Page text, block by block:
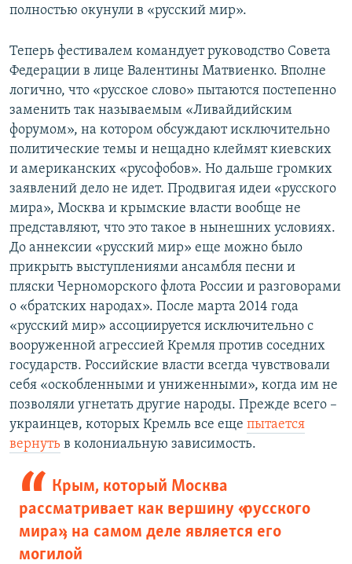
полностью окунули в «русский мир».
Теперь фестивалем командует руководство Совета
Федерации в лице Валентины Матвиенко. Вполне
логично, что «русское слово» пытаются постепенно
заменить так называемым «Ливайдийским
форумом», на котором обсуждают исключительно
политические темы и нещадно клеймят киевских
и американских «русофобов». Но дальше громких
заявлений дело не идет. Продвигая идеи «русского
мира», Москва и крымские власти вообще не
представляют, что это такое в нынешних условиях.
До аннексии «русский мир» еще можно было
прикрыть выступлениями ансамбля песни и
пляски Черноморского флота России и разговорами
о «братских народах». После марта 2014 года
«русский мир» ассоциируется исключительно с
вооруженной агрессией Кремля против соседних
государств. Российские власти всегда чувствовали
себя «оскобленными и униженными», когда им не
позволяли угнетать другие народы. Прежде всего –
украинцев, которых Кремль все еще пытается
вернуть в колониальную зависимость.
Крым, который Москва
рассматривает как вершину «русского
мира», на самом деле является его
могилой